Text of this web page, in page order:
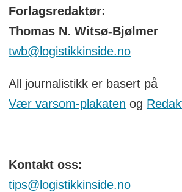
Forlagsredaktør:
Thomas N. Witsø-Bjølmer
twb@logistikkinside.no
All journalistikk er basert på
Vær varsom-plakaten og
Kontakt oss:
tips@logistikkinside.no